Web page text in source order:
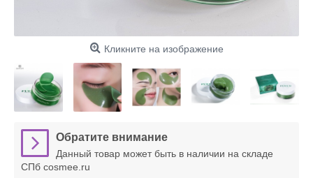
Кликните на изображение
Обратите внимание
Данный товар может быть в наличии на складе
СПб cosmee.ru